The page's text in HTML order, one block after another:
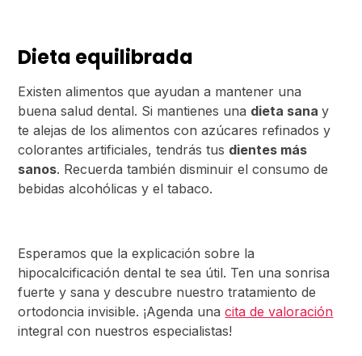
Dieta equilibrada
Existen alimentos que ayudan a mantener una
buena salud dental. Si mantienes una dieta sanay
te alejas de los alimentos con azúcares refinados y
colorantes artificiales, tendrás tus dientes más
sanos. Recuerda también disminuir el consumo de
bebidas alcohólicas y el tabaco.
Esperamos que la explicación sobre la
hipocalcificación dental te sea útil. Ten una sonrisa
fuerte y sana y descubre nuestro tratamiento de
ortodoncia invisible. ¡Agenda unacita de valoración
integral con nuestros especialistas!